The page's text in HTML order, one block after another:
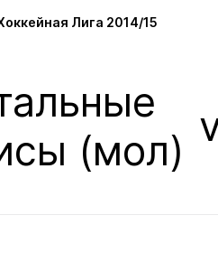
Лига 2014/15
(мол)